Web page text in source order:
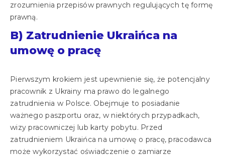
zrozumienia przepisów prawnych regulujących tę formę
prawną.
B) Zatrudnienie Ukraińca na
umowę o pracę
Pierwszym krokiem jest upewnienie się, że potencjalny
pracownik z Ukrainy ma prawo do legalnego
zatrudnienia w Polsce. Obejmuje to posiadanie
ważnego paszportu oraz, w niektórych przypadkach,
wizy pracowniczej lub karty pobytu. Przed
zatrudnieniem Ukraińca na umowę o pracę, pracodawca
może wykorzystać oświadczenie o zamiarze